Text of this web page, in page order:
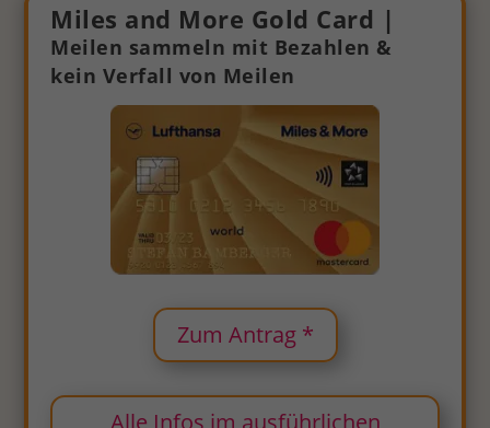
Miles and More Gold Card |
Meilen sammeln mit Bezahlen &
kein Verfall von Meilen
Zum Antrag *
Alle Infos im ausführlichen